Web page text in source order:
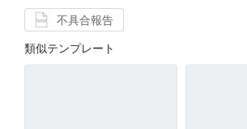
不具合報告
類似テンプレート